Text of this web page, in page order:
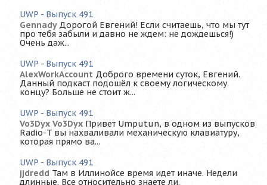
UWP - Выпуск 491
Gennady Дорогой Евгений! Если считаешь, что мы тут
про тебя забыли и давно не ждем: не дождешься!)
Очень даж...
UWP - Выпуск 491
AlexWorkAccount Доброго времени суток, Евгений.
Данный подкаст подошёл к своему логическому
концу? Больше не стоит ж...
UWP - Выпуск 491
Vo3Dyx Vo3Dyx Привет Umputun, в одном из выпусков
Radio-T вы нахваливали механическую клавиатуру,
которая прямо ва...
UWP - Выпуск 491
jjdredd Там в Иллинойсе время идет иначе. Недели
длинные. Все относительно знаете ли.